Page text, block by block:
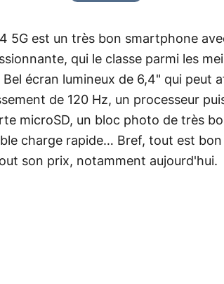
5G est un très bon smartphone
qui le classe parmi les
écran lumineux de 6,4" qui peut
de 120 Hz, un processeur
microSD, un bloc photo de très
charge rapide… Bref, tout est bon
son prix, notamment aujourd'hui.